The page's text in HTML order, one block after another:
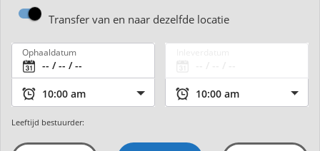
Transfer van en naar dezelfde locatie
Ophaaldatum
Leeftijd bestuurder: